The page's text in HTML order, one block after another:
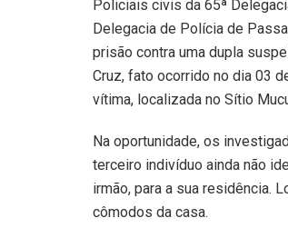
Policiais civis da 65ª
Delegacia de Polícia de
prisão contra uma dupla
Cruz, fato ocorrido no dia 03
vítima, localizada no Sítio
Na oportunidade, os
terceiro indivíduo ainda não
irmão, para a sua residência.
cômodos da casa.